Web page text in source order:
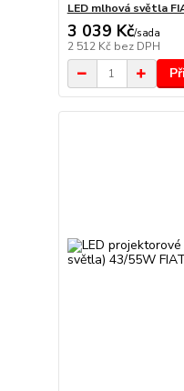
LED mlhová světla
3 039 Kč/sada
2 512 Kč bez DPH